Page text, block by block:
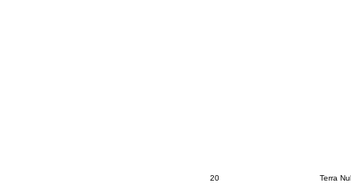
20
Terra